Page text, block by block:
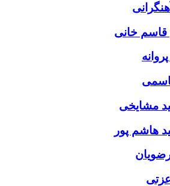
قاسم خانی
مشایخی
هاشم پور